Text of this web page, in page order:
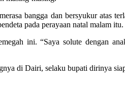
bangga dan bersyukur atas
pada perayaan natal malam itu.
ini. “Saya solute dengan
di Dairi, selaku bupati dirinya